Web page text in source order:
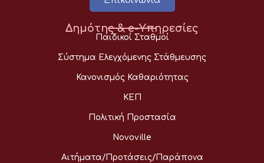
Δημότης & e-Υπηρεσίες
Παιδικοί Σταθμοί
Σύστημα Ελεγχόμενης Στάθμευσης
Κανονισμός Καθαριότητας
ΚΕΠ
Πολιτική Προστασία
Novoville
Αιτήματα/Προτάσεις/Παράπονα